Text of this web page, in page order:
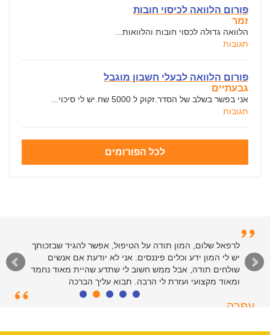
פורום הלוואה לכיסוי חובות
זמר
הלוואה גדולה לכסוי חובות והלוואות...
תגובות
פורום הלוואה לבעלי חשבון מוגבל
גבעתיים
אני בפשר בשלב של הסדר.זקוק ל 5000 שח.יש לי סיכוי...
תגובות
לכל הפורומים
לרפאל שלום, המון תודה על הטיפול, אפשר להגיד שבזכותך
יש לי המון ידע וכלים פיננסים. אני לא יודעת אם אנשים
שולחים תודה, אבל ממש חשוב לי שתדע שהיית מאוד נחמד
ומאוד מקצועי ועזרת לי הרבה. תבוא עליך הברכה
עפרה